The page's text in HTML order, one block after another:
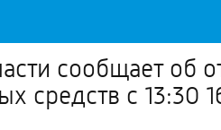
сообщает об
средств с 13:30